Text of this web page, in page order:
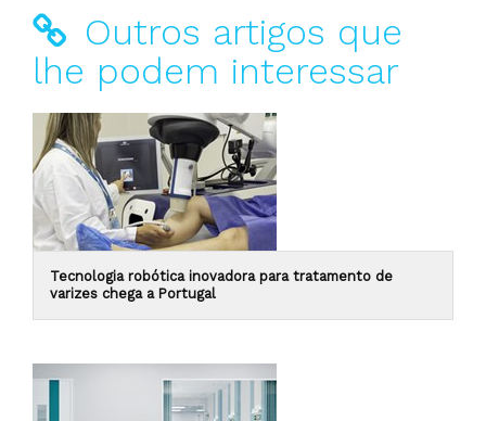
Outros artigos que
lhe podem interessar
Tecnologia robótica inovadora para tratamento de
varizes chega a Portugal